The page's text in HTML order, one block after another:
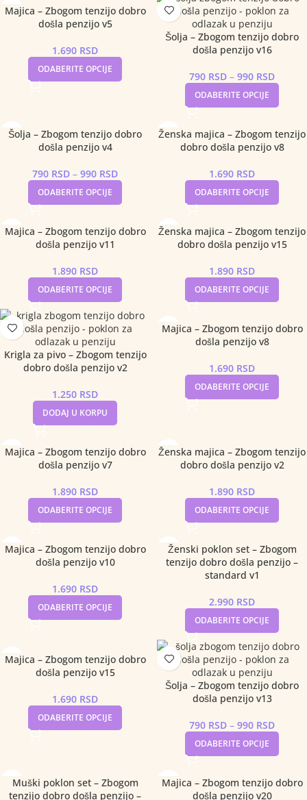
Majica – Zbogom tenzijo dobro
došla penzijo v5
1.690 RSD
ODABERITE OPCIJE
Šolja – Zbogom tenzijo dobro
došla penzijo v16
790 RSD – 990 RSD
ODABERITE OPCIJE
Šolja – Zbogom tenzijo dobro
došla penzijo v4
790 RSD – 990 RSD
ODABERITE OPCIJE
Ženska majica – Zbogom tenzijo
dobro došla penzijo v8
1.690 RSD
ODABERITE OPCIJE
Majica – Zbogom tenzijo dobro
došla penzijo v11
1.890 RSD
ODABERITE OPCIJE
Ženska majica – Zbogom tenzijo
dobro došla penzijo v15
1.890 RSD
ODABERITE OPCIJE
Krigla za pivo – Zbogom tenzijo
dobro došla penzijo v2
1.250 RSD
DODAJ U KORPU
Majica – Zbogom tenzijo dobro
došla penzijo v8
1.690 RSD
ODABERITE OPCIJE
Majica – Zbogom tenzijo dobro
došla penzijo v7
1.890 RSD
ODABERITE OPCIJE
Ženska majica – Zbogom tenzijo
dobro došla penzijo v2
1.890 RSD
ODABERITE OPCIJE
Majica – Zbogom tenzijo dobro
došla penzijo v10
1.690 RSD
ODABERITE OPCIJE
Ženski poklon set – Zbogom
tenzijo dobro došla penzijo –
standard v1
2.990 RSD
ODABERITE OPCIJE
Majica – Zbogom tenzijo dobro
došla penzijo v15
1.690 RSD
ODABERITE OPCIJE
Šolja – Zbogom tenzijo dobro
došla penzijo v13
790 RSD – 990 RSD
ODABERITE OPCIJE
Muški poklon set – Zbogom
tenzijo dobro došla penzijo –
Majica – Zbogom tenzijo dobro
došla penzijo v20